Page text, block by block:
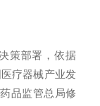
策部署，依据
疗器械产业发
品监管总局修